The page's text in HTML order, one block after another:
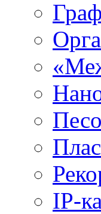
IP-